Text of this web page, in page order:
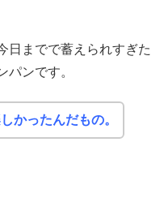
日までで蓄えられすぎた
パンです。
かったんだもの。